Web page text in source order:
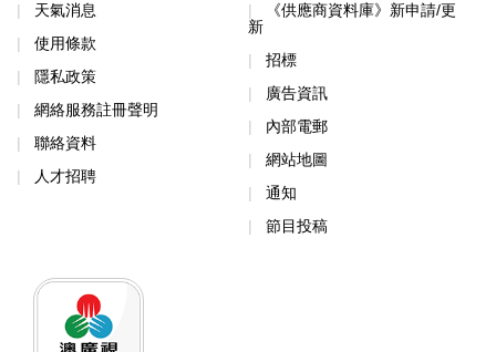
天氣消息
使用條款
隱私政策
網絡服務註冊聲明
聯絡資料
人才招聘
《供應商資料庫》新申請/更
新
招標
廣告資訊
內部電郵
網站地圖
通知
節目投稿